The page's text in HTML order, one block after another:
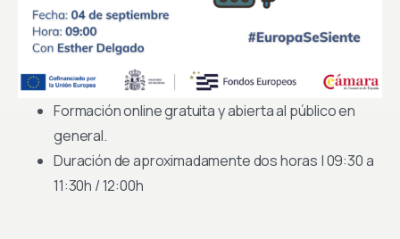
Formación online gratuita y abierta al público en
general.
Duración de aproximadamente dos horas | 09:30 a
11:30h / 12:00h